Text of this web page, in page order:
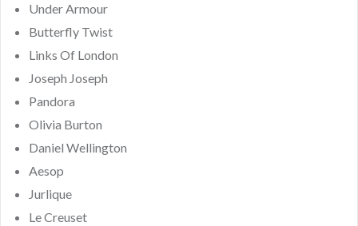
Under Armour
Butterfly Twist
Links Of London
Joseph Joseph
Pandora
Olivia Burton
Daniel Wellington
Aesop
Jurlique
Le Creuset